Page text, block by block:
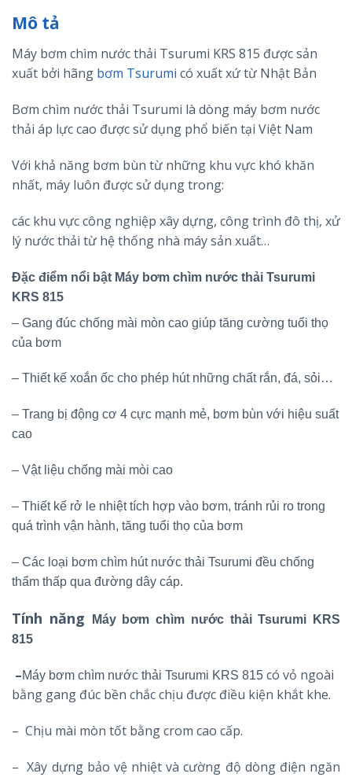
Mô tả
Máy bơm chìm nước thải Tsurumi KRS 815 được sản
xuất bởi hãng bơm Tsurumi có xuất xứ từ Nhật Bản
Bơm chìm nước thải Tsurumi là dòng máy bơm nước
thải áp lực cao được sử dụng phổ biến tại Việt Nam
Với khả năng bơm bùn từ những khu vực khó khăn
nhất, máy luôn được sử dụng trong:
các khu vực công nghiệp xây dựng, công trình đô thị, xử
lý nước thải từ hệ thống nhà máy sản xuất…
Đặc điểm nổi bật Máy bơm chìm nước thải Tsurumi
KRS 815
– Gang đúc chống mài mòn cao giúp tăng cường tuổi thọ
của bơm
– Thiết kế xoắn ốc cho phép hút những chất rắn, đá, sỏi…
– Trang bị động cơ 4 cực mạnh mẻ, bơm bùn với hiệu suất
cao
– Vật liệu chống mài mòi cao
– Thiết kế rở le nhiệt tích hợp vào bơm, tránh rủi ro trong
quá trình vận hành, tăng tuổi thọ của bơm
– Các loại bơm chìm hút nước thải Tsurumi đều chống
thẩm thấp qua đường dây cáp.
Tính năng
Máy bơm chìm nước thải Tsurumi KRS
815
–Máy bơm chìm nước thải Tsurumi KRS 815 có vỏ ngoài
bằng gang đúc bền chắc chịu được điều kiện khắt khe.
– Chịu mài mòn tốt bằng crom cao cấp.
– Xây dựng bảo vệ nhiệt và cường độ dòng điện ngăn